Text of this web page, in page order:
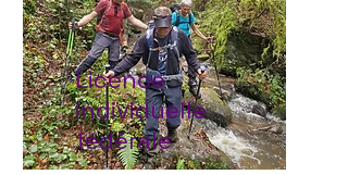
Licence
individuelle
fédérale